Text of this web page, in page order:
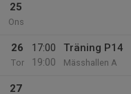
25
Ons
26
Tor
17:00
19:00
Träning P14
Mässhallen A
27